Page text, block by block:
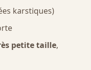
karstiques)
petite taille,